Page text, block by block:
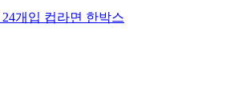
개입 컵라면 한박스